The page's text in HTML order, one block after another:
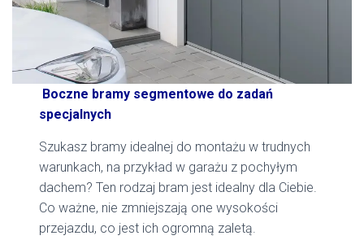
Boczne bramy segmentowe do zadań
specjalnych
Szukasz bramy idealnej do montażu w trudnych
warunkach, na przykład w garażu z pochyłym
dachem? Ten rodzaj bram jest idealny dla Ciebie.
Co ważne, nie zmniejszają one wysokości
przejazdu, co jest ich ogromną zaletą.